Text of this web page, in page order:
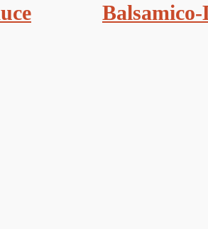
Balsamico-